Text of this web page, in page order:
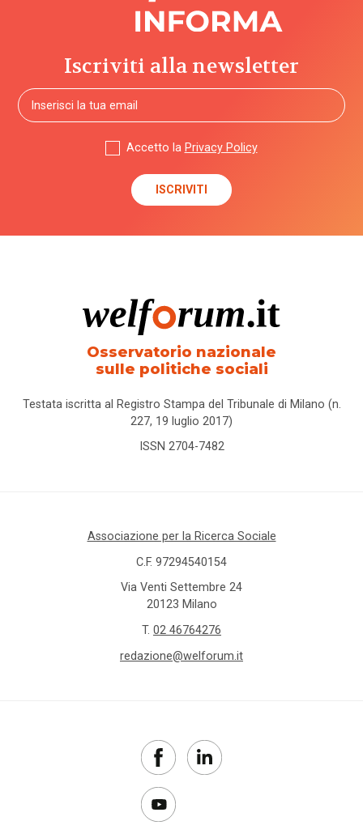
Iscriviti alla newsletter
Accetto la Privacy Policy
Osservatorio nazionale
sulle politiche sociali
Testata iscritta al Registro Stampa del Tribunale di Milano (n.
227, 19 luglio 2017)
ISSN 2704-7482
Associazione per la Ricerca Sociale
C.F. 97294540154
Via Venti Settembre 24
20123 Milano
T. 02 46764276
redazione@welforum.it